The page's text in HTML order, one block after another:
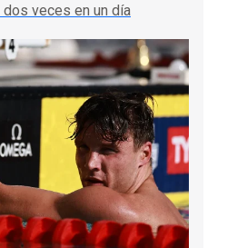
veces en un día